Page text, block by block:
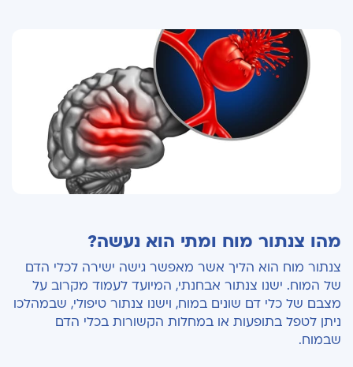
מהו צנתור מוח ומתי הוא נעשה?
צנתור מוח הוא הליך אשר מאפשר גישה ישירה לכלי הדם
של המוח. ישנו צנתור אבחנתי, המיועד לעמוד מקרוב על
מצבם של כלי דם שונים במוח, וישנו צנתור טיפולי, שבמהלכו
ניתן לטפל בתופעות או במחלות הקשורות בכלי הדם
שבמוח.